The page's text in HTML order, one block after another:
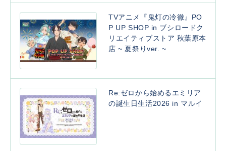
TVアニメ『鬼灯の冷徹』PO
P UP SHOP in ブシロードク
リエイティブストア 秋葉原本
店 ~ 夏祭りver. ~
Re:ゼロから始めるエミリア
の誕生日生活2026 in マルイ